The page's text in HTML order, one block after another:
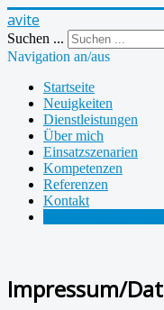
avite
Suchen ...
Navigation an/aus
Startseite
Neuigkeiten
Dienstleistungen
Über mich
Einsatzszenarien
Kompetenzen
Referenzen
Kontakt
Impressum/